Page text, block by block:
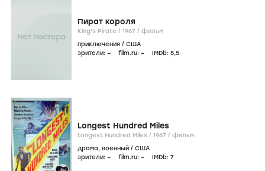
Пират короля
King's Pirate / 1967 / фильм
приключения / США
зрители: – film.ru: – IMDb: 5,5
Longest Hundred Miles
Longest Hundred Miles / 1967 / фильм
драма, военный / США
зрители: – film.ru: – IMDb: 7